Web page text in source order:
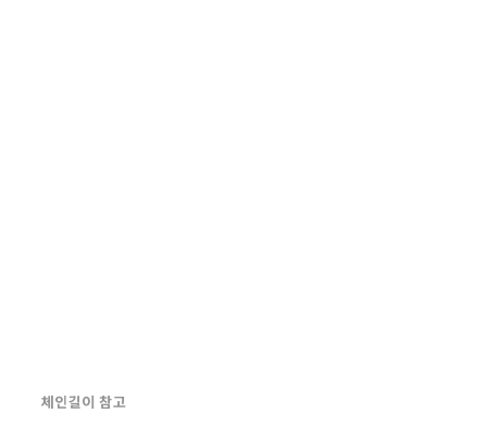
체인길이 참고